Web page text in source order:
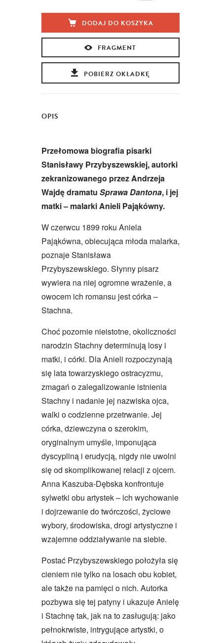
DODAJ DO KOSZYKA
FRAGMENT
POBIERZ OKŁADKĘ
OPIS
Przełomowa biografia pisarki
Stanisławy Przybyszewskiej, autorki
zekranizowanego przez Andrzeja
Wajdę dramatu Sprawa Dantona, i jej
matki – malarki Anieli Pająkówny.
W czerwcu 1899 roku Aniela
Pająkówna, obiecująca młoda malarka,
poznaje Stanisława
Przybyszewskiego. Słynny pisarz
wywiera na niej ogromne wrażenie, a
owocem ich romansu jest córka –
Stachna.
Choć pozornie nieistotne, okoliczności
narodzin Stachny determinują losy i
matki, i córki. Dla Anieli rozpoczynają
się lata towarzyskiego ostracyzmu,
zmagań o zalegalizowanie istnienia
Stachny i nadanie jej nazwiska ojca,
walki o codzienne przetrwanie. Jej
córka, dziewczyna o szerokim,
oryginalnym umyśle, imponująca
dyscypliną i erudycją, nigdy nie uwolni
się od skomplikowanej relacji z ojcem.
Anna Kaszuba-Dębska konfrontuje
sylwetki obu artystek – ich wychowanie
i dojrzewanie do twórczości, życiowe
wybory, środowiska, drogi artystyczne i
wzajemne oddziaływanie na siebie.
Postać Przybyszewskiego położyła się
cieniem nie tylko na losach obu kobiet,
ale także na pamięci o nich. Autorka
pozbywa się tej patyny i ukazuje Anielę
i Stachnę tak, jak na to zasługują: jako
pełnokrwiste, intrygujące artystki, o